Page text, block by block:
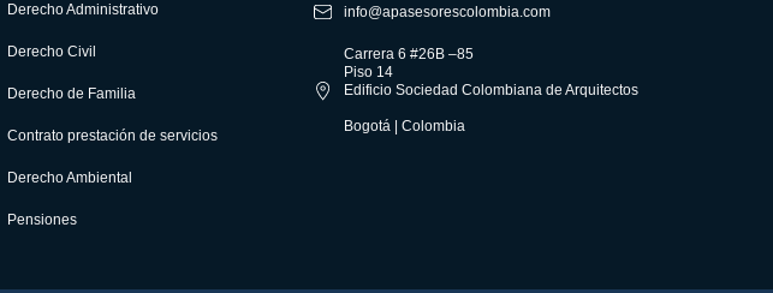
Derecho Administrativo
Derecho Civil
Derecho de Familia
Contrato prestación de servicios
Derecho Ambiental
Pensiones
info@apasesorescolombia.com
Carrera 6 #26B –85
Piso 14
Edificio Sociedad Colombiana de Arquitectos
Bogotá | Colombia